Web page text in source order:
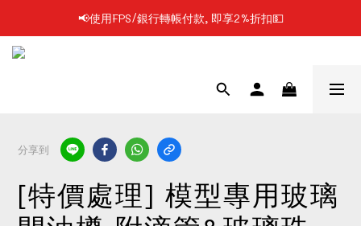
📢凡購物滿$199 順豐自提點免運費📦📦
📢使用FPS/銀行轉帳付款, 即享2%折扣💵
分享到
[特價處理] 模型專用玻璃